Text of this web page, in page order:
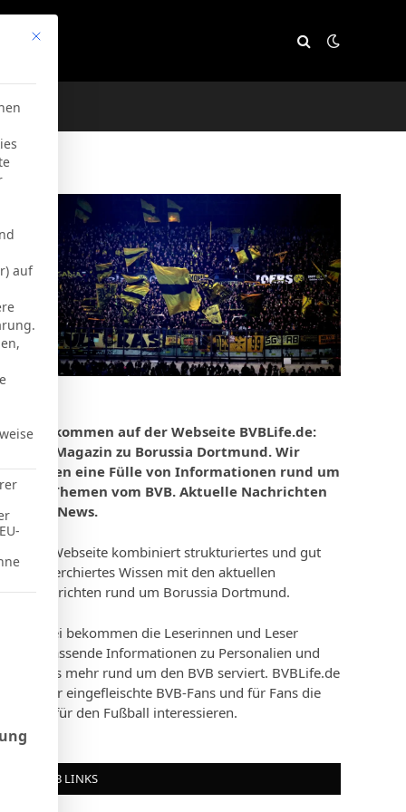
Willkommen auf der Webseite BVBLife.de:
Das Magazin zu Borussia Dortmund. Wir
bieten eine Fülle von Informationen rund um
die Themen vom BVB. Aktuelle Nachrichten
und News.
Die Webseite kombiniert strukturiertes und gut
recherchiertes Wissen mit den aktuellen
Nachrichten rund um Borussia Dortmund.
Dabei bekommen die Leserinnen und Leser
umfassende Informationen zu Personalien und
vieles mehr rund um den BVB serviert. BVBLife.de
ist für eingefleischte BVB-Fans und für Fans die
sich für den Fußball interessieren.
BVB LINKS
Mit diesem Button wird der Dialog geschlossen. Seine
auf
Consent Framework (TCF), für die eine Einwilligung erteilt